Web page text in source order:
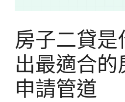
房子二貸是
出最適合的
申請管道